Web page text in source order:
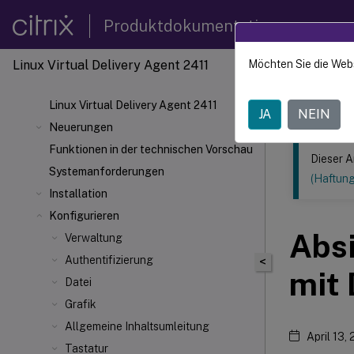
Produktdokumentation
Linux Virtual Delivery Agent 2411
Linux Virtual Delivery Agent 2411
Neuerungen
Funktionen in der technischen Vorschau
Systemanforderungen
Installation
Konfigurieren
Verwaltung
Authentifizierung
Datei
Grafik
Allgemeine Inhaltsumleitung
Tastatur
Dieser Inhalt
Linux
<
Dieser
mit
April 13,
Möchten Sie die
JA NEIN